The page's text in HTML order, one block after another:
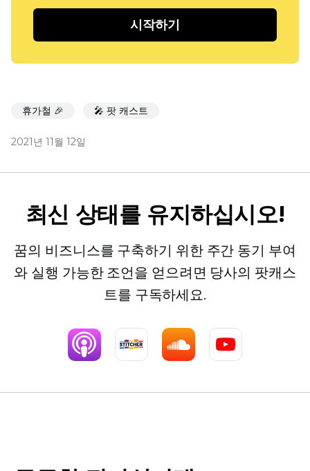
시작하기
휴가철 🎉 🎤 팟 캐스트
2021년 11월 12일
최신 상태를 유지하십시오!
꿈의 비즈니스를 구축하기 위한 주간 동기 부여
와 실행 가능한 조언을 얻으려면 당사의 팟캐스
트를 구독하세요.